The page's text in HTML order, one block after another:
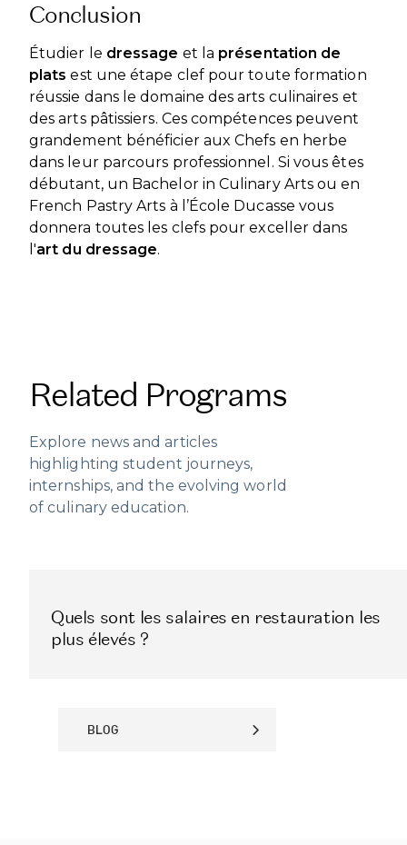
Conclusion
Étudier le dressage et la présentation de
plats est une étape clef pour toute formation
réussie dans le domaine des arts culinaires et
des arts pâtissiers. Ces compétences peuvent
grandement bénéficier aux Chefs en herbe
dans leur parcours professionnel. Si vous êtes
débutant, un Bachelor in Culinary Arts ou en
French Pastry Arts à l’École Ducasse vous
donnera toutes les clefs pour exceller dans
l'art du dressage.
Related Programs
Explore news and articles
highlighting student journeys,
internships, and the evolving world
of culinary education.
Quels sont les salaires en restauration les
plus élevés ?
BLOG